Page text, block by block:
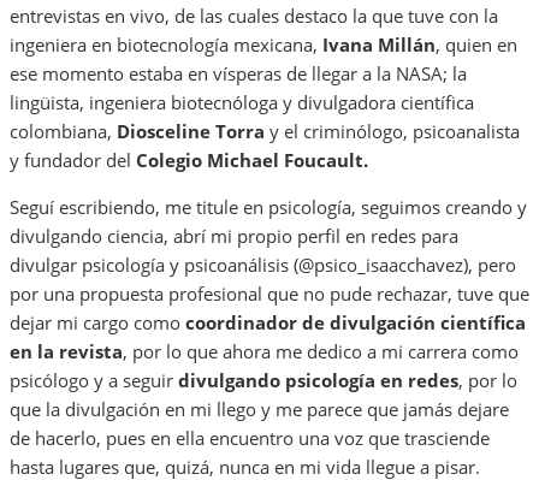
entrevistas en vivo, de las cuales destaco la que tuve con la
ingeniera en biotecnología mexicana, Ivana Millán, quien en
ese momento estaba en vísperas de llegar a la NASA; la
lingüista, ingeniera biotecnóloga y divulgadora científica
colombiana, Diosceline Torra y el criminólogo, psicoanalista
y fundador del Colegio Michael Foucault.
Seguí escribiendo, me titule en psicología, seguimos creando y
divulgando ciencia, abrí mi propio perfil en redes para
divulgar psicología y psicoanálisis (@psico_isaacchavez), pero
por una propuesta profesional que no pude rechazar, tuve que
dejar mi cargo como coordinador de divulgación científica
en la revista, por lo que ahora me dedico a mi carrera como
psicólogo y a seguir divulgando psicología en redes, por lo
que la divulgación en mi llego y me parece que jamás dejare
de hacerlo, pues en ella encuentro una voz que trasciende
hasta lugares que, quizá, nunca en mi vida llegue a pisar.